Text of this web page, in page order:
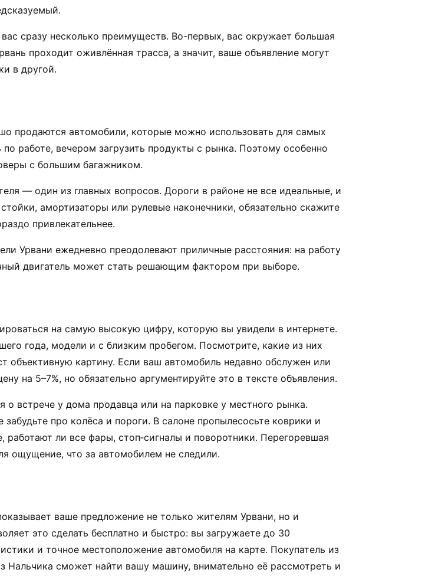
сразу несколько преимуществ. Во-первых, вас окружает большая
проходит оживлённая трасса, а значит, ваше объявление могут
в другой.
продаются автомобили, которые можно использовать для самых
работе, вечером загрузить продукты с рынка. Поэтому особенно
с большим багажником.
— один из главных вопросов. Дороги в районе не все идеальные, и
амортизаторы или рулевые наконечники, обязательно скажите
привлекательнее.
Урвани ежедневно преодолевают приличные расстояния: на работу
двигатель может стать решающим фактором при выборе.
на самую высокую цифру, которую вы увидели в интернете.
года, модели и с близким пробегом. Посмотрите, какие из них
объективную картину. Если ваш автомобиль недавно обслужен или
на 5–7%, но обязательно аргументируйте это в тексте объявления.
встрече у дома продавца или на парковке у местного рынка.
про колёса и пороги. В салоне пропылесосьте коврики и
ли все фары, стоп‑сигналы и поворотники. Перегоревшая
ощущение, что за автомобилем не следили.
ваше предложение не только жителям Урвани, но и
это сделать бесплатно и быстро: вы загружаете до 30
и точное местоположение автомобиля на карте. Покупатель из
сможет найти вашу машину, внимательно её рассмотреть и